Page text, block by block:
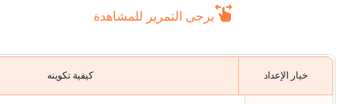
يرجى التمرير للمشاهدة
خيار الإعداد كيفية تكوينه